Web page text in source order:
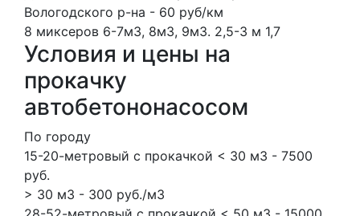
Вологодского р-на - 60 руб/км
8 миксеров 6-7м3, 8м3, 9м3. 2,5-3 м 1,7
Условия и цены на
прокачку
автобетононасосом
По городу
15-20-метровый с прокачкой < 30 м3 - 7500
руб.
> 30 м3 - 300 руб./м3